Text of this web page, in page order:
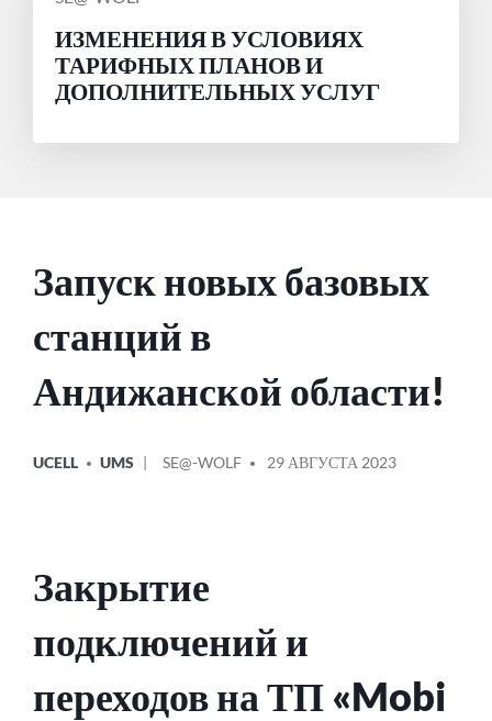
ИЗМЕНЕНИЯ В УСЛОВИЯХ
ТАРИФНЫХ ПЛАНОВ И
ДОПОЛНИТЕЛЬНЫХ УСЛУГ
Запуск новых базовых
станций в
Андижанской области!
В
UCELL UMS
ОТ
SE@-WOLF 29 АВГУСТА 2023
Закрытие
подключений и
переходов на ТП «Mobi